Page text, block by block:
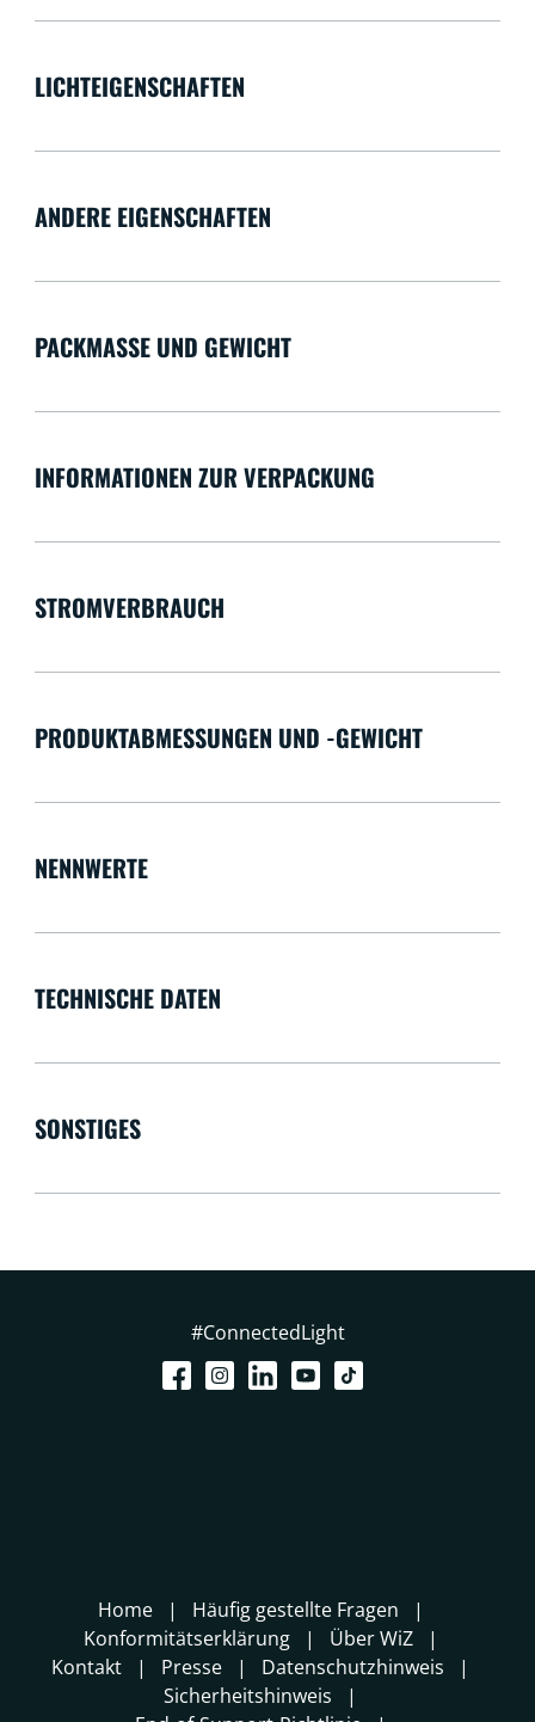
LICHTEIGENSCHAFTEN
ANDERE EIGENSCHAFTEN
PACKMASSE UND GEWICHT
INFORMATIONEN ZUR VERPACKUNG
STROMVERBRAUCH
PRODUKTABMESSUNGEN UND -GEWICHT
NENNWERTE
TECHNISCHE DATEN
SONSTIGES
#ConnectedLight
Home
Häufig gestellte Fragen
Konformitätserklärung
Über WiZ
Kontakt
Presse
Datenschutzhinweis
Sicherheitshinweis